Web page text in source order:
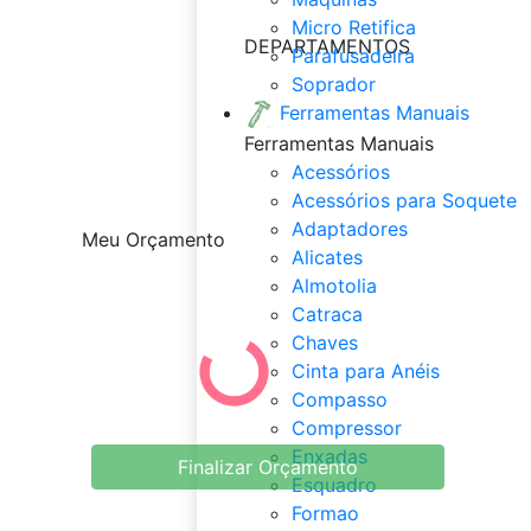
DEPARTAMENTOS
Micro Retifica
Parafusadeira
Soprador
Ferramentas Manuais
Ferramentas Manuais
Acessórios
Acessórios para Soquete
Adaptadores
Alicates
Almotolia
Catraca
Chaves
Cinta para Anéis
Compasso
Compressor
Enxadas
Esquadro
Formao
Meu Orçamento
Finalizar Orçamento